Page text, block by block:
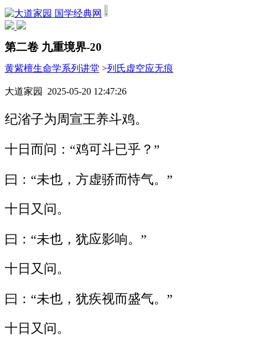
国学经典网
第二卷 九重境界-20
黄紫檀生命学系列讲堂 >列氏虚空应无痕
大道家园 2025-05-20 12:47:26
纪渻子为周宣王养斗鸡。
十日而问：“鸡可斗已乎？”
曰：“未也，方虚骄而恃气。”
十日又问。
曰：“未也，犹应影响。”
十日又问。
曰：“未也，犹疾视而盛气。”
十日又问。